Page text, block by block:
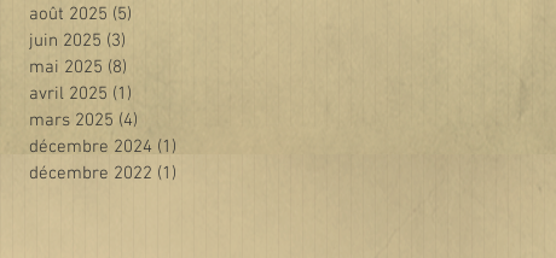
août 2025 (5)
juin 2025 (3)
mai 2025 (8)
avril 2025 (1)
mars 2025 (4)
décembre 2024 (1)
décembre 2022 (1)